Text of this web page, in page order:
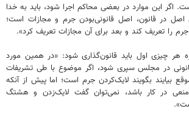
اگر این موارد در بعضی محاکم اجرا شود، باید به خدا
اصل در قانون، اصل قانونی‌بودن جرم و مجازات است؛
جرم را تعریف کند و بعد برای آن مجازات تعریف کرد».
هر چیزی اول باید قانون‌گذاری شود: «در همین مورد
در مجلس سپری شود، اگر موضوع با طی تشریفات
بیایند بگویند لایک‌کردن جرم است؛ اما پیش از آنکه
در کار باشد، نمی‌توان گفت لایک‌زدن و هشتگ